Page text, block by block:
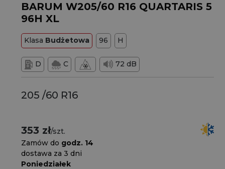
BARUM W205/60 R16 QUARTARIS 5
96H XL
Klasa Budżetowa 96 H
D C 72 dB
205 /60 R16
353 zł/szt.
Zamów do godz. 14
dostawa za 3 dni
Poniedziałek